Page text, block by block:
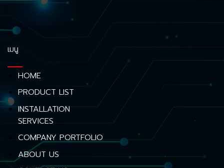
เมนู
HOME
PRODUCT LIST
INSTALLATION
SERVICES
COMPANY PORTFOLIO
ABOUT US